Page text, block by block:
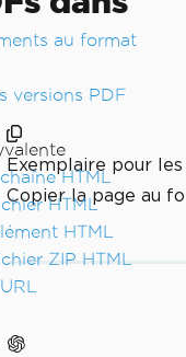
au format
versions PDF
HTML
HTML
HTML
ZIP HTML
Exemplaire pour les
Copier la page au